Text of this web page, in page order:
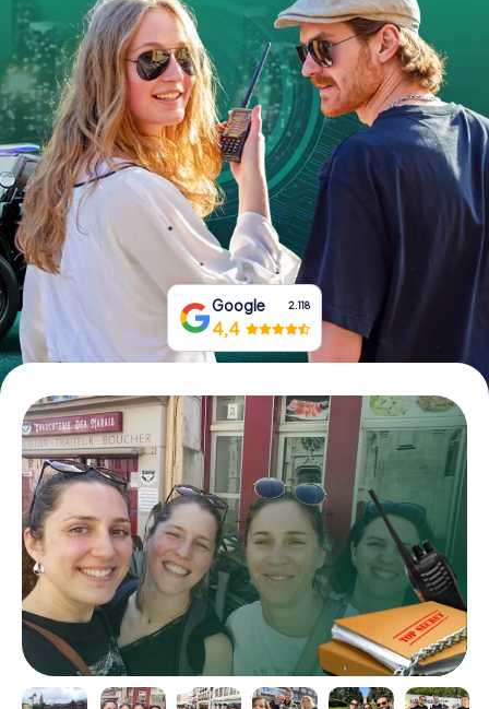
INT AT CH
DE
ES
FR UK
IE
IT
NL
Boek tickets
Koop cadeaubonnen
Google 2.118
4,4